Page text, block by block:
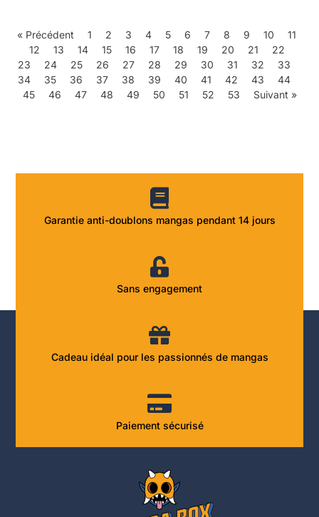
« Précédent 1 2 3 4 5 6 7 8 9 10
11
12
13 14 15 16 17 18 19 20 21
22
23
24 25 26 27 28 29 30 31 32
33
34
35 36 37 38 39 40 41 42 43
44
45
46 47 48 49 50 51 52 53 Suivant »
Garantie anti-doublons mangas pendant 14 jours
Sans engagement
Cadeau idéal pour les passionnés de mangas
Paiement sécurisé